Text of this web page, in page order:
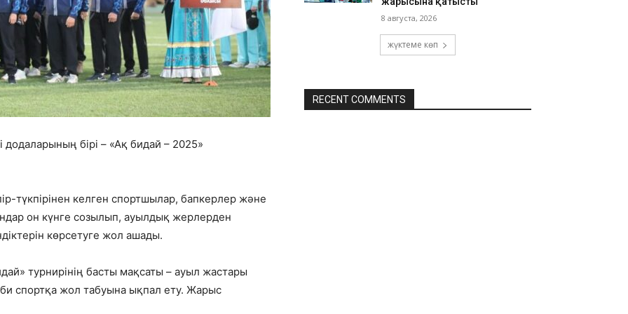
бірі – «Ақ бидай – 2025»
түкпірінен келген спортшылар, бапкерлер және
он күнге созылып, ауылдық жерлерден
көрсетуге жол ашады.
турнирінің басты мақсаты – ауыл жастары
спортқа жол табуына ықпал ету. Жарыс
8 августа, 2026
жүктеме көп
RECENT COMMENTS